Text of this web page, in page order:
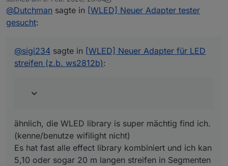
Super ist so Ähnlich wie ioBroker.wifilight?
ähnlich, die WLED library is super mächtig find ich.
5,10 oder sogar 20 m langen streifen in Segmenten
aufteilen und dan separat (färben und Effekte)
steuern.
zuletzt editiert von sigi2342. Juni 2020, 01:02
@Dutchman sagte in [WLED] Neuer Adapter tester
gesucht:
@sigi234 sagte in [WLED] Neuer Adapter für LED
streifen (z.b. ws2812b):
ähnlich, die WLED library is super mächtig find ich.
(kenne/benutze wifilight nicht)
Es hat fast alle effect library kombiniert und ich kan
5,10 oder sogar 20 m langen streifen in Segmenten